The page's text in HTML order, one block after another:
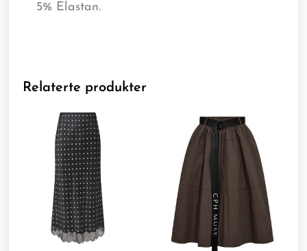
5% Elastan.
Relaterte produkter